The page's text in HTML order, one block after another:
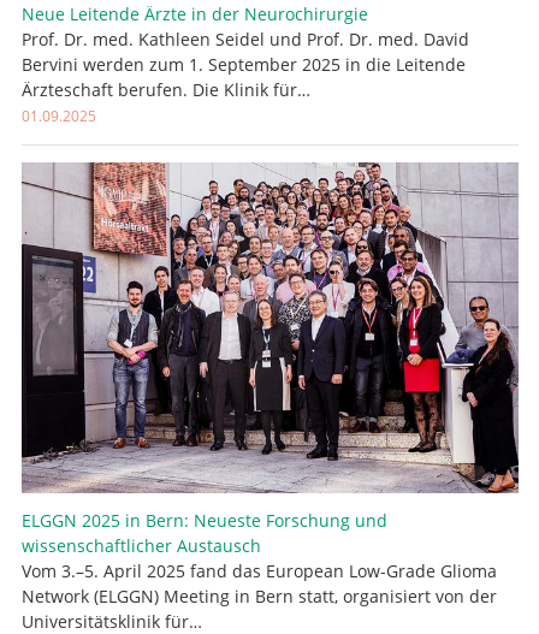
Neue Leitende Ärzte in der Neurochirurgie
Prof. Dr. med. Kathleen Seidel und Prof. Dr. med. David
Bervini werden zum 1. September 2025 in die Leitende
Ärzteschaft berufen. Die Klinik für…
01.09.2025
ELGGN 2025 in Bern: Neueste Forschung und
wissenschaftlicher Austausch
Vom 3.–5. April 2025 fand das European Low-Grade Glioma
Network (ELGGN) Meeting in Bern statt, organisiert von der
Universitätsklinik für…